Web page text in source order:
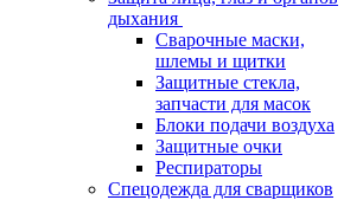
дыхания
Сварочные маски,
шлемы и щитки
Защитные стекла,
запчасти для масок
Блоки подачи воздуха
Защитные очки
Респираторы
Спецодежда для сварщиков